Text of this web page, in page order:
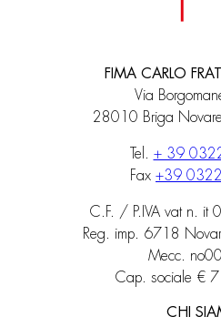
FIMA CARLO
Via
28010 Briga
Tel. + 39
Fax +39
C.F. / P.IVA vat n. it
Reg. imp. 6718
Mecc.
Cap. sociale €
CHI